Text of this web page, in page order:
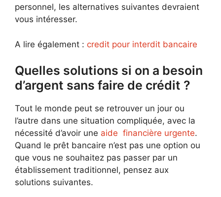
personnel, les alternatives suivantes devraient
vous intéresser.
A lire également : credit pour interdit bancaire
Quelles solutions si on a besoin
d’argent sans faire de crédit ?
Tout le monde peut se retrouver un jour ou
l’autre dans une situation compliquée, avec la
nécessité d’avoir une aide financière urgente.
Quand le prêt bancaire n’est pas une option ou
que vous ne souhaitez pas passer par un
établissement traditionnel, pensez aux
solutions suivantes.